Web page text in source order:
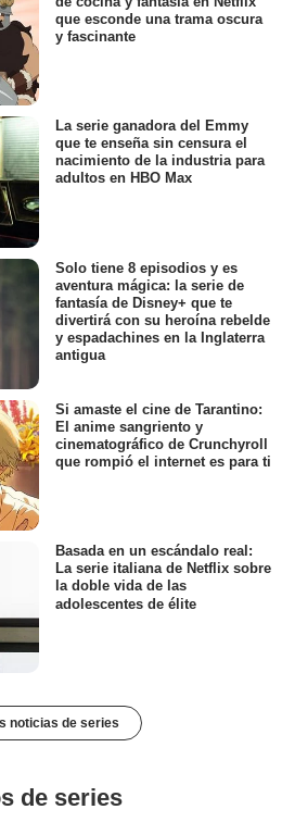
que esconde una trama oscura
y fascinante
La serie ganadora del Emmy
que te enseña sin censura el
nacimiento de la industria para
adultos en HBO Max
Solo tiene 8 episodios y es
aventura mágica: la serie de
fantasía de Disney+ que te
divertirá con su heroína rebelde
y espadachines en la Inglaterra
antigua
Si amaste el cine de Tarantino:
El anime sangriento y
cinematográfico de Crunchyroll
que rompió el internet es para ti
Basada en un escándalo real:
La serie italiana de Netflix sobre
la doble vida de las
adolescentes de élite
noticias de series
de series